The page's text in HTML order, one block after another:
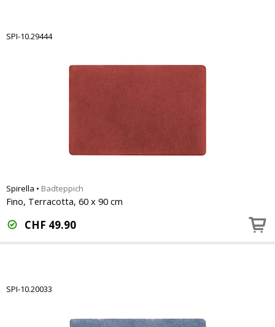
SPI-10.29444
Spirella • Badteppich
Fino, Terracotta, 60 x 90 cm
CHF 49.90
SPI-10.20033